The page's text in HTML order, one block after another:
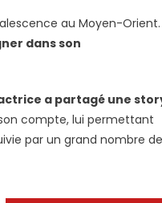
au Moyen-Orient.
dans son
a partagé une
compte, lui permettant
par un grand nombre de